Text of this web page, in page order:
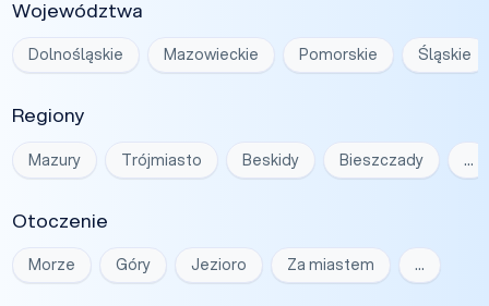
Województwa
Dolnośląskie Mazowieckie Pomorskie Śląskie
Regiony
Mazury Trójmiasto Beskidy Bieszczady …
Otoczenie
Morze Góry Jezioro Za miastem …